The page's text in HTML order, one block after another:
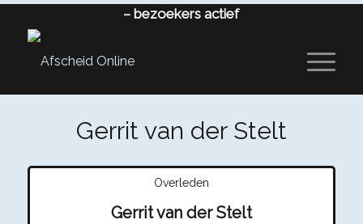
– bezoekers actief
Gerrit van der Stelt
Overleden
Gerrit van der Stelt